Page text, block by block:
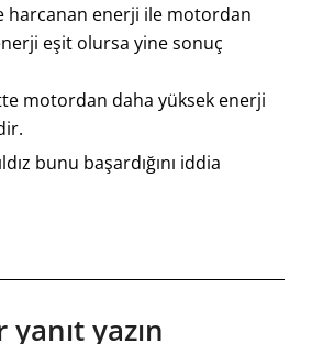
harcanan enerji ile motordan
eşit olursa yine sonuç
motordan daha yüksek enerji
bunu başardığını iddia
yanıt yazın